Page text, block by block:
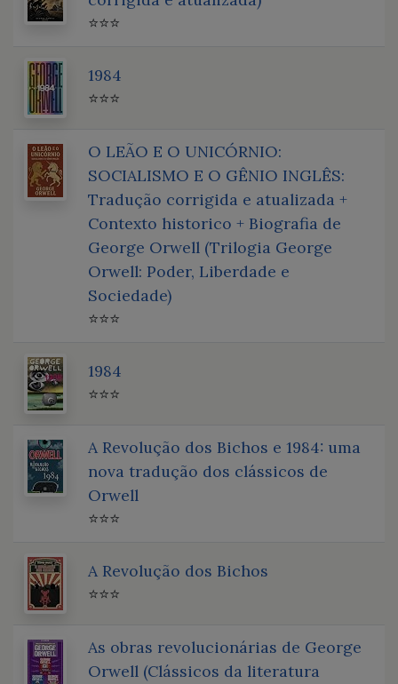
⭐⭐⭐
1984
⭐⭐⭐
O LEÃO E O UNICÓRNIO:
SOCIALISMO E O GÊNIO INGLÊS:
Tradução corrigida e atualizada +
Contexto historico + Biografia de
George Orwell (Trilogia George
Orwell: Poder, Liberdade e
Sociedade)
⭐⭐⭐
1984
⭐⭐⭐
A Revolução dos Bichos e 1984: uma
nova tradução dos clássicos de
Orwell
⭐⭐⭐
A Revolução dos Bichos
⭐⭐⭐
As obras revolucionárias de George
Orwell (Clássicos da literatura